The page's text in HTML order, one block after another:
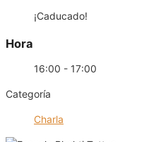
¡Caducado!
Hora
16:00 - 17:00
Categoría
Charla